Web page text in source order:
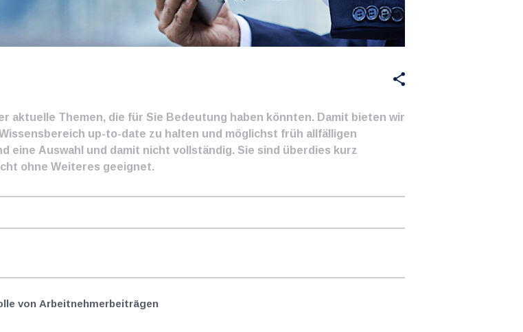
aktuelle Themen, die für Sie Bedeutung haben könnten. Damit bieten wir
up-to-date zu halten und möglichst früh allfälligen
eine Auswahl und damit nicht vollständig. Sie sind überdies kurz
ohne Weiteres geeignet.
von Arbeitnehmer​­beiträgen